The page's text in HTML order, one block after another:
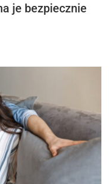
je bezpiecznie